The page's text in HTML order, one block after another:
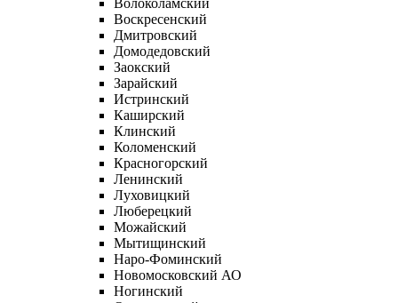
Воскресенский
Дмитровский
Домодедовский
Заокский
Зарайский
Истринский
Каширский
Клинский
Коломенский
Красногорский
Ленинский
Луховицкий
Люберецкий
Можайский
Мытищинский
Наро-Фоминский
Новомосковский АО
Ногинский